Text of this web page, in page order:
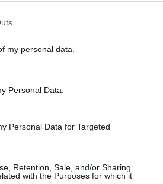
my personal data.
Personal Data.
Personal Data for Targeted
Retention, Sale, and/or Sharing
with the Purposes for which it
deze middelen
en in sommige
spreken
pijnbehandeling.
strijd tegen chronische pijn
7